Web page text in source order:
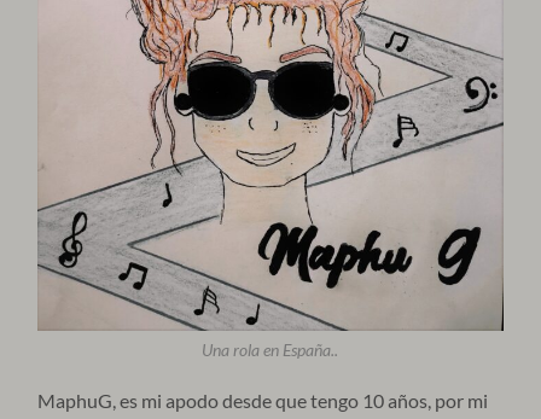
Una rola en España..
MaphuG, es mi apodo desde que tengo 10 años, por mi